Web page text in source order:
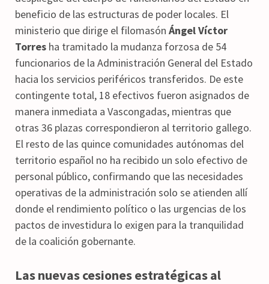
beneficio de las estructuras de poder locales. El
ministerio que dirige el filomasón Ángel Víctor
Torres ha tramitado la mudanza forzosa de 54
funcionarios de la Administración General del Estado
hacia los servicios periféricos transferidos. De este
contingente total, 18 efectivos fueron asignados de
manera inmediata a Vascongadas, mientras que
otras 36 plazas correspondieron al territorio gallego.
El resto de las quince comunidades autónomas del
territorio español no ha recibido un solo efectivo de
personal público, confirmando que las necesidades
operativas de la administración solo se atienden allí
donde el rendimiento político o las urgencias de los
pactos de investidura lo exigen para la tranquilidad
de la coalición gobernante.
Las nuevas cesiones estratégicas al